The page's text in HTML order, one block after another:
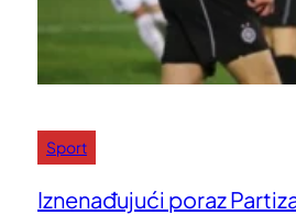
Sport
Iznenađujući poraz